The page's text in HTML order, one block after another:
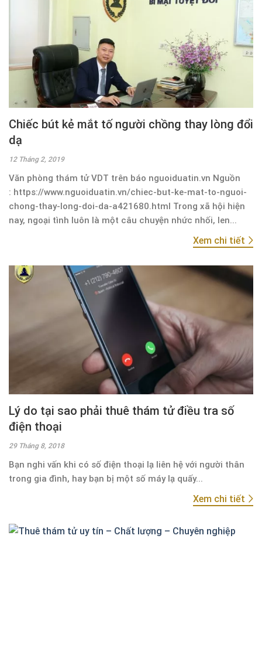
Chiếc bút kẻ mắt tố người chồng thay lòng đổi
dạ
12 Tháng 2, 2019
Văn phòng thám tử VDT trên báo nguoiduatin.vn Nguồn
: https://www.nguoiduatin.vn/chiec-but-ke-mat-to-nguoi-
chong-thay-long-doi-da-a421680.html Trong xã hội hiện
nay, ngoại tình luôn là một câu chuyện nhức nhối, len...
Xem chi tiết
Lý do tại sao phải thuê thám tử điều tra số
điện thoại
29 Tháng 8, 2018
Bạn nghi vấn khi có số điện thoại lạ liên hệ với người thân
trong gia đình, hay bạn bị một số máy lạ quấy...
Xem chi tiết